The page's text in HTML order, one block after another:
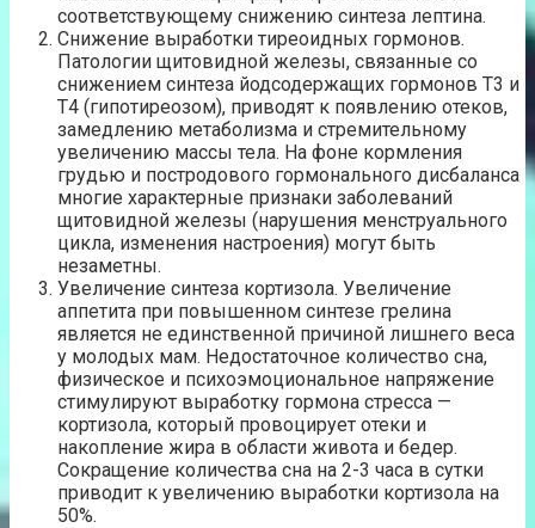
соответствующему снижению синтеза лептина.
Снижение выработки тиреоидных гормонов.
Патологии щитовидной железы, связанные со
снижением синтеза йодсодержащих гормонов Т3 и
Т4 (гипотиреозом), приводят к появлению отеков,
замедлению метаболизма и стремительному
увеличению массы тела. На фоне кормления
грудью и постродового гормонального дисбаланса
многие характерные признаки заболеваний
щитовидной железы (нарушения менструального
цикла, изменения настроения) могут быть
незаметны.
Увеличение синтеза кортизола. Увеличение
аппетита при повышенном синтезе грелина
является не единственной причиной лишнего веса
у молодых мам. Недостаточное количество сна,
физическое и психоэмоциональное напряжение
стимулируют выработку гормона стресса —
кортизола, который провоцирует отеки и
накопление жира в области живота и бедер.
Сокращение количества сна на 2-3 часа в сутки
приводит к увеличению выработки кортизола на
50%.